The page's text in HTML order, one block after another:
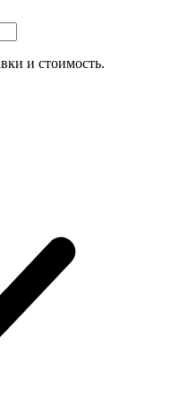
и стоимость.